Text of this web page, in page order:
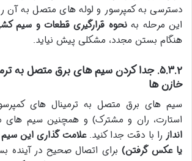
دسترسی به کمپرسور و لوله های متصل به آن
این مرحله بهنحوه قرارگیری قطعات و سیم
هنگام بستن مجدد، مشکلی پیش نیاید.
۵.۳.۲. جدا کردن سیم های برق متصل به
خازن ها
سیم های برق متصل به ترمینال های
استارت، ران و مشترک) و همچنین سیم های
اندازرا با دقت جدا کنید.علامت گذاری این
یا عکس گرفتن)برای اتصال صحیح در آینده